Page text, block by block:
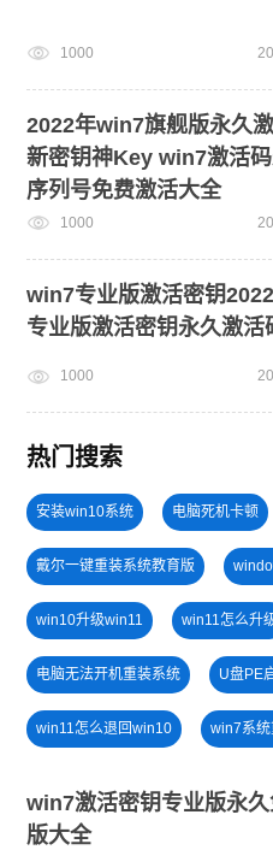
1000
2022年win7旗舰版永久
新密钥神Key win7激活
序列号免费激活大全
1000
win7专业版激活密钥
专业版激活密钥永久激活
1000
热门搜索
安装win10系统 电脑死机卡顿
戴尔一键重装系统教育版
win10升级win11 win11怎么升
电脑无法开机重装系统 U盘PE
win11怎么退回win10 win7系统
免费升级win10
win7激活密钥专业版永
版大全